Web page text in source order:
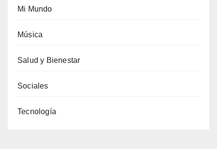
Mi Mundo
Música
Salud y Bienestar
Sociales
Tecnología